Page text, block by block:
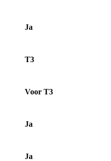
Ja
T3
Voor T3
Ja
Ja